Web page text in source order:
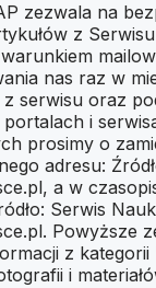
zezwala na
z
nas raz w
serwisu oraz
portalach i
prosimy o
adresu:
a w
Serwis
Powyższe
z
i